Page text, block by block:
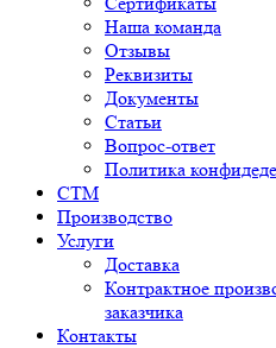
Наша команда
Отзывы
Реквизиты
Документы
Статьи
Вопрос-ответ
Политика
СТМ
Производство
Услуги
Доставка
Контрактное
заказчика
Контакты